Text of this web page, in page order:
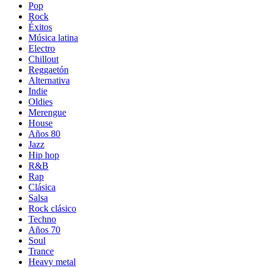
Pop
Rock
Éxitos
Música latina
Electro
Chillout
Reggaetón
Alternativa
Indie
Oldies
Merengue
House
Años 80
Jazz
Hip hop
R&B
Rap
Clásica
Salsa
Rock clásico
Techno
Años 70
Soul
Trance
Heavy metal